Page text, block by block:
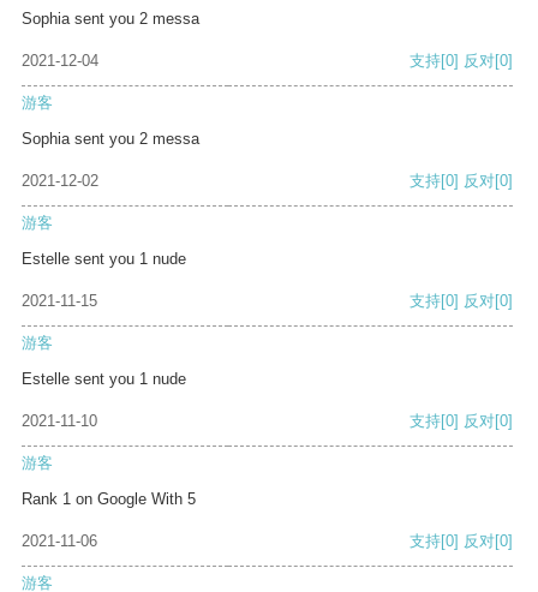
Sophia sent you 2 messa
2021-12-04 支持[0] 反对[0]
游客
Sophia sent you 2 messa
2021-12-02 支持[0] 反对[0]
游客
Estelle sent you 1 nude
2021-11-15 支持[0] 反对[0]
游客
Estelle sent you 1 nude
2021-11-10 支持[0] 反对[0]
游客
Rank 1 on Google With 5
2021-11-06 支持[0] 反对[0]
游客